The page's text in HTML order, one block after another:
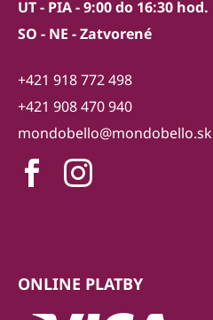
UT - PIA - 9:00 do 16:30 hod.
SO - NE - Zatvorené
+421 918 772 498
+421 908 470 940
mondobello@mondobello.sk
ONLINE PLATBY